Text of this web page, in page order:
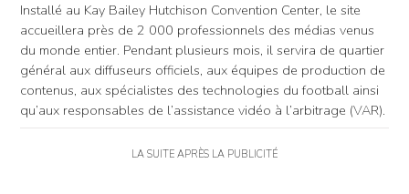
Installé au Kay Bailey Hutchison Convention Center, le site
accueillera près de 2 000 professionnels des médias venus
du monde entier. Pendant plusieurs mois, il servira de quartier
général aux diffuseurs officiels, aux équipes de production de
contenus, aux spécialistes des technologies du football ainsi
qu’aux responsables de l’assistance vidéo à l’arbitrage (VAR).
LA SUITE APRÈS LA PUBLICITÉ